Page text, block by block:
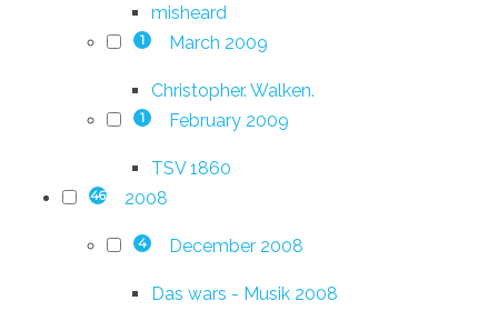
misheard
1 March 2009
Christopher. Walken.
1 February 2009
TSV 1860
46 2008
4 December 2008
Das wars - Musik 2008